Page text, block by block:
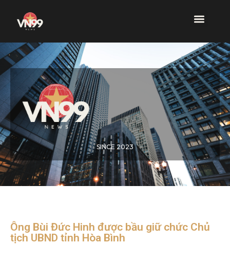
SINCE 2023
Ông Bùi Đức Hinh được bầu giữ chức Chủ
tịch UBND tỉnh Hòa Bình